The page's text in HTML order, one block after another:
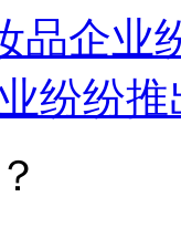
纷纷